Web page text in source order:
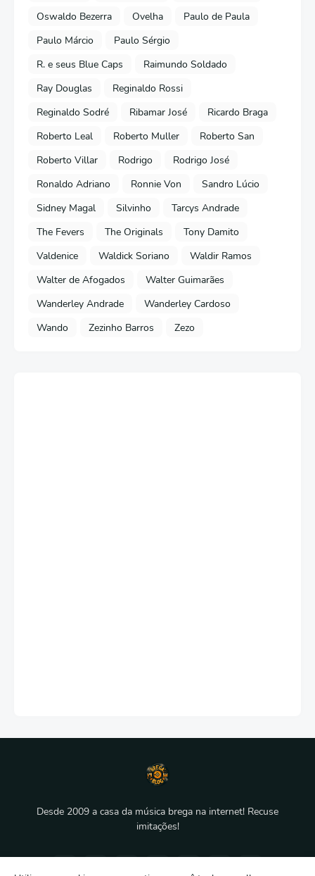
Oswaldo Bezerra
Ovelha
Paulo de Paula
Paulo Márcio
Paulo Sérgio
R. e seus Blue Caps
Raimundo Soldado
Ray Douglas
Reginaldo Rossi
Reginaldo Sodré
Ribamar José
Ricardo Braga
Roberto Leal
Roberto Muller
Roberto San
Roberto Villar
Rodrigo
Rodrigo José
Ronaldo Adriano
Ronnie Von
Sandro Lúcio
Sidney Magal
Silvinho
Tarcys Andrade
The Fevers
The Originals
Tony Damito
Valdenice
Waldick Soriano
Waldir Ramos
Walter de Afogados
Walter Guimarães
Wanderley Andrade
Wanderley Cardoso
Wando
Zezinho Barros Zezo
Desde 2009 a casa da música brega na internet! Recuse
imitações!